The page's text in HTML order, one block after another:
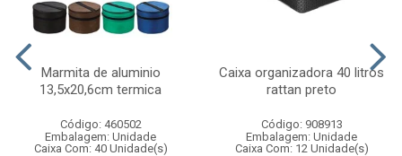
Marmita de aluminio
13,5x20,6cm termica
Código: 460502
Embalagem: Unidade
Caixa Com: 40 Unidade(s)
Caixa organizadora 40 litros
rattan preto
Código: 908913
Embalagem: Unidade
Caixa Com: 12 Unidade(s)